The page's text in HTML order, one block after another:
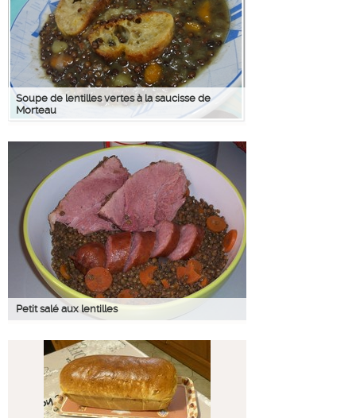
Soupe de lentilles vertes à la saucisse de
Morteau
Petit salé aux lentilles